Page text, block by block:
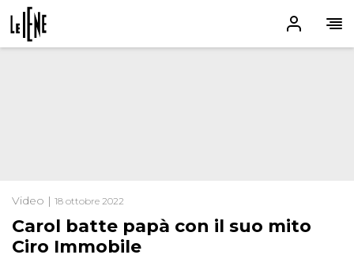
Video | 18 ottobre 2022
Carol batte papà con il suo mito
Ciro Immobile